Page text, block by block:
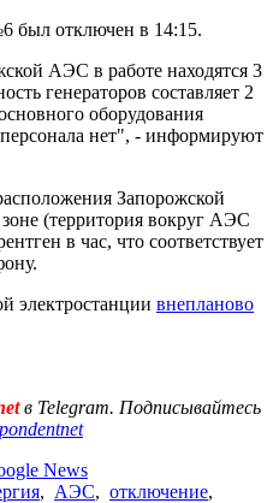
был отключен в 14:15.
АЭС в работе находятся 3
генераторов составляет 2
оборудования
нет", - информируют
Запорожской
(территория вокруг АЭС
в час, что соответствует
электростанции внепланово
в Telegram. Подписывайтесь
News
, АЭС, отключение,